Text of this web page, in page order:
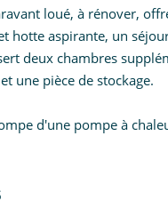
loué, à rénover,
hotte aspirante, un
deux chambres
une pièce de stockage.
d'une pompe à